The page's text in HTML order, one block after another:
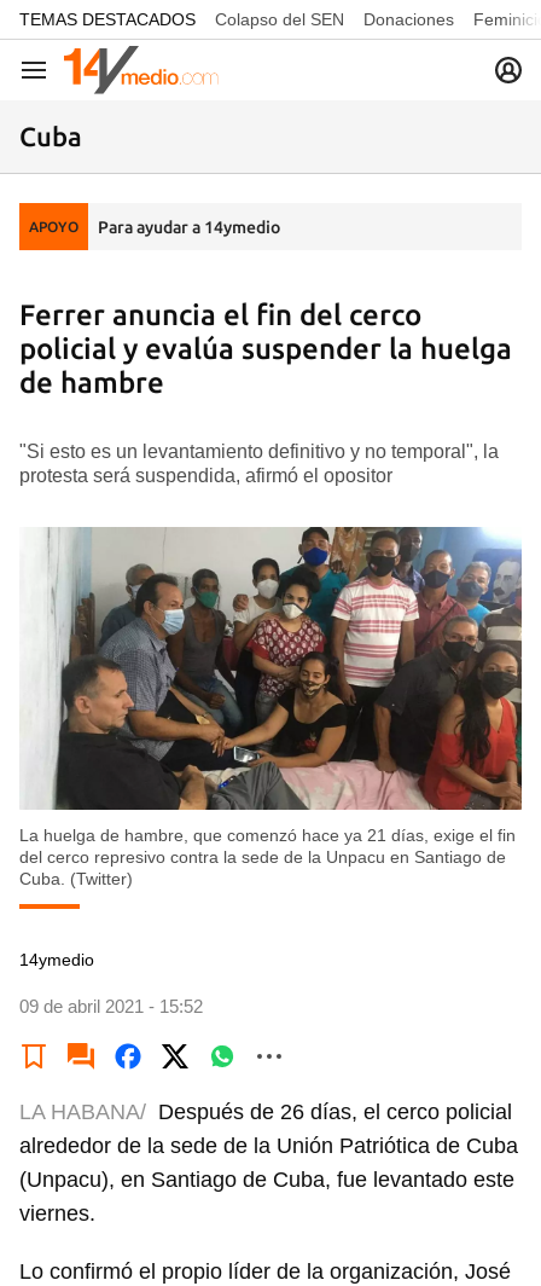
common.go-to-content
TEMAS DESTACADOS Colapso del SEN Donaciones
Navegación
Cuba
APOYO Para ayudar a 14ymedio
Ferrer anuncia el fin del cerco
policial y evalúa suspender la huelga
de hambre
"Si esto es un levantamiento definitivo y no temporal", la
protesta será suspendida, afirmó el opositor
La huelga de hambre, que comenzó hace ya 21 días, exige el fin
del cerco represivo contra la sede de la Unpacu en Santiago de
Cuba. (Twitter)
14ymedio
09 de abril 2021 - 15:52
LA HABANA/ Después de 26 días, el cerco policial
alrededor de la sede de la Unión Patriótica de Cuba
(Unpacu), en Santiago de Cuba, fue levantado este
viernes.
Lo confirmó el propio líder de la organización, José